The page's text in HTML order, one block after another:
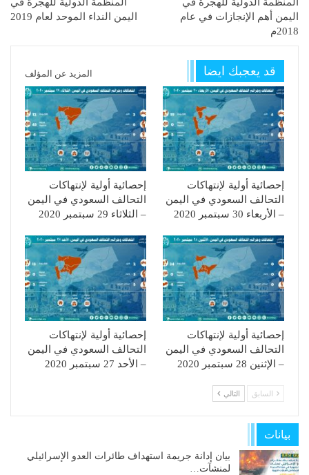
اليمن أهم الإنجازات في عام
2018م
اليمن النداء الموحد لعام 2019
قد يعجبك ايضا المزيد عن المؤلف
إحصائية أولية لإنتهاكات
التحالف السعودي في اليمن
– الأربعاء 30 سبتمبر 2020
إحصائية أولية لإنتهاكات
التحالف السعودي في اليمن
– الثلاثاء 29 سبتمبر 2020
إحصائية أولية لإنتهاكات
التحالف السعودي في اليمن
– الإثنين 28 سبتمبر 2020
إحصائية أولية لإنتهاكات
التحالف السعودي في اليمن
– الأحد 27 سبتمبر 2020
السابق التالي
بيانات
بيان إدانة جريمة استهداف طائرات العدو الإسرائيلي
لمنشآت…